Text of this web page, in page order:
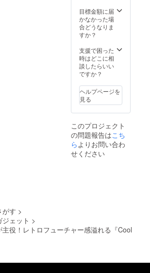
目標金額に届
かなかった場
合どうなりま
すか？
支援で困った
時はどこに相
談したらいい
ですか？
ヘルプページを
見る
このプロジェクト
の問題報告はこち
ら よりお問い合わ
せください
がす >
ェット >
役！レトロフューチャー感溢れる『Cool